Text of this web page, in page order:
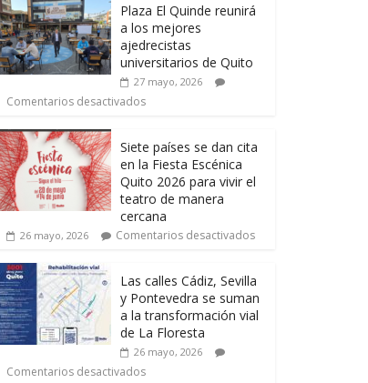
Plaza El Quinde reunirá
a los mejores
ajedrecistas
universitarios de Quito
27 mayo, 2026
Comentarios desactivados
Siete países se dan cita
en la Fiesta Escénica
Quito 2026 para vivir el
teatro de manera
cercana
26 mayo, 2026 Comentarios desactivados
Las calles Cádiz, Sevilla
y Pontevedra se suman
a la transformación vial
de La Floresta
26 mayo, 2026
Comentarios desactivados